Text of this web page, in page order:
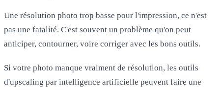
Une résolution photo trop basse pour l'impression, ce n'est
pas une fatalité. C'est souvent un problème qu'on peut
anticiper, contourner, voire corriger avec les bons outils.
Si votre photo manque vraiment de résolution, les outils
d'upscaling par intelligence artificielle peuvent faire une